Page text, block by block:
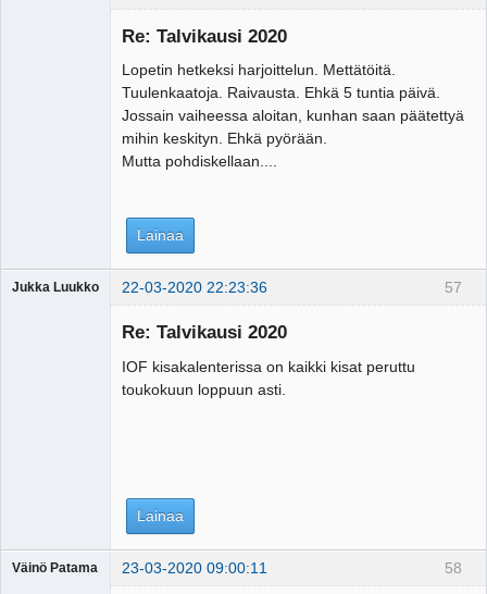
Re: Talvikausi 2020
Lopetin hetkeksi harjoittelun. Mettätöitä.
Tuulenkaatoja. Raivausta. Ehkä 5 tuntia päivä.
Jossain vaiheessa aloitan, kunhan saan päätettyä
mihin keskityn. Ehkä pyörään.
Mutta pohdiskellaan....
Lainaa
57
Jukka Luukko 22-03-2020 22:23:36
Re: Talvikausi 2020
IOF kisakalenterissa on kaikki kisat peruttu
toukokuun loppuun asti.
Lainaa
58
Väinö Patama 23-03-2020 09:00:11